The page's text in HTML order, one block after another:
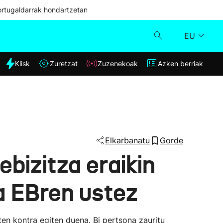
hondartzetan
EU
Klisk
Azken berriak
Klisk Zuretzat Zuzenekoak Azken berriak
Elkarbanatu Gorde
eraikin
EBren ustez
kontra egiten duena. Bi pertsona zauritu